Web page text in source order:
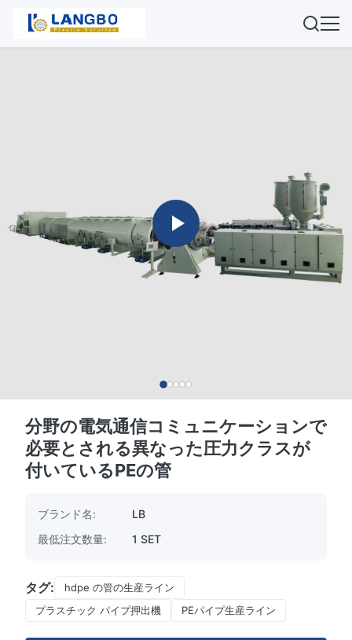
分野の電気通信コミュニケーションで
必要とされる異なった圧力クラスが
付いているPEの管
ブランド名:
LB
最低注文数量:
1 SET
タグ:
hdpe の管の生産ライン
プラスチック パイプ押出機
PEパイプ生産ライン